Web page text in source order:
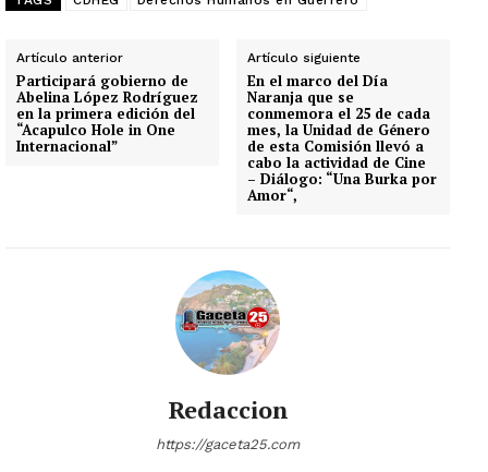
Artículo anterior
Participará gobierno de
Abelina López Rodríguez
en la primera edición del
“Acapulco Hole in One
Internacional”
Artículo siguiente
En el marco del Día
Naranja que se
conmemora el 25 de cada
mes, la Unidad de Género
de esta Comisión llevó a
cabo la actividad de Cine
– Diálogo: “Una Burka por
Amor“,
Redaccion
https://gaceta25.com